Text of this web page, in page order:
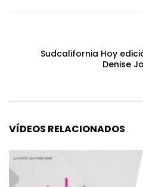
Sudcalifornia Hoy
Denise
VÍDEOS RELACIONADOS